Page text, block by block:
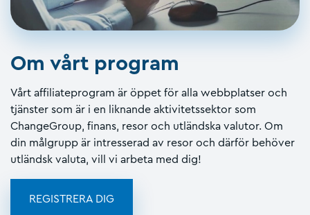
Om vårt program
Vårt affiliateprogram är öppet för alla webbplatser och
tjänster som är i en liknande aktivitetssektor som
ChangeGroup, finans, resor och utländska valutor. Om
din målgrupp är intresserad av resor och därför behöver
utländsk valuta, vill vi arbeta med dig!
REGISTRERA DIG